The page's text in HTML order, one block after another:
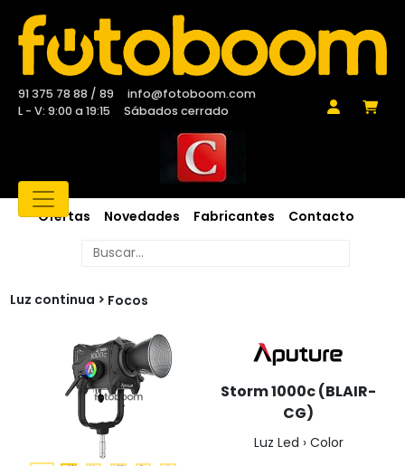
91 375 78 88 / 89
info@fotoboom.com
L - V: 9:00 a 19:15
Sábados cerrado
Ofertas Novedades Fabricantes Contacto
Luz continua Focos
Storm 1000c (BLAIR-
CG)
Luz Led › Color